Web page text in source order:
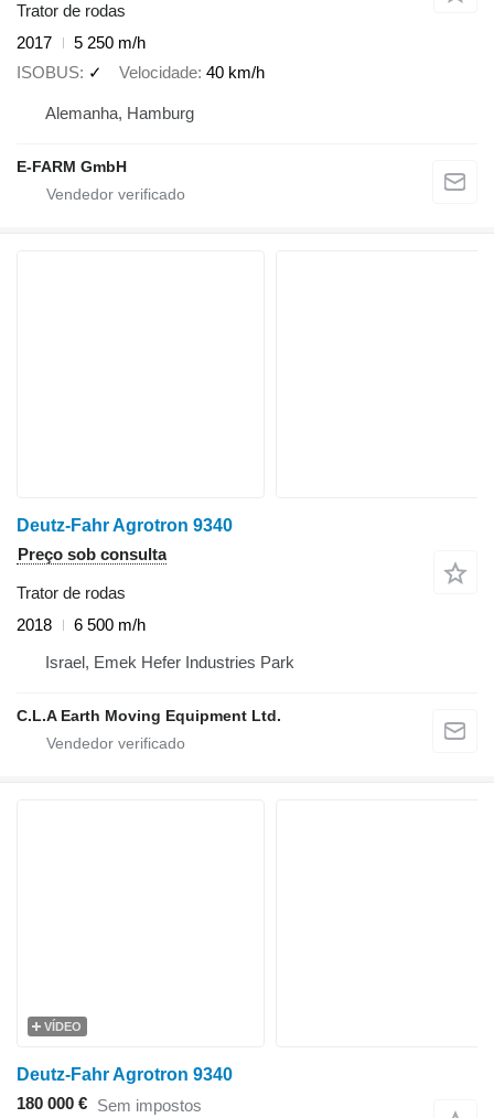
Trator de rodas
2017
5 250 m/h
ISOBUS ✓ Velocidade 40 km/h
Alemanha, Hamburg
E-FARM GmbH
Deutz-Fahr Agrotron 9340
Preço sob consulta
Trator de rodas
2018
6 500 m/h
Israel, Emek Hefer Industries Park
C.L.A Earth Moving Equipment Ltd.
VÍDEO
Deutz-Fahr Agrotron 9340
180 000 € Sem impostos